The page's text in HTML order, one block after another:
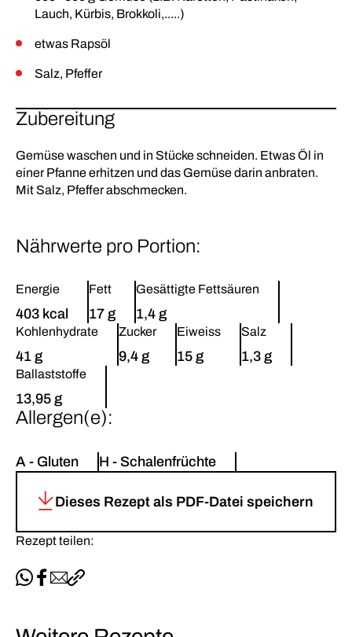
Lauch, Kürbis, Brokkoli,.....)
etwas Rapsöl
Salz, Pfeffer
Zubereitung
Gemüse waschen und in Stücke schneiden. Etwas Öl in
einer Pfanne erhitzen und das Gemüse darin anbraten.
Mit Salz, Pfeffer abschmecken.
Nährwerte pro Portion:
Energie
403 kcal
Fett
17 g
Gesättigte Fettsäuren
1,4 g
Kohlenhydrate
41 g
Zucker
9,4 g
Eiweiss
15 g
Salz
1,3 g
Ballaststoffe
13,95 g
Allergen(e):
A - Gluten H - Schalenfrüchte
Dieses Rezept als PDF-Datei speichern
Rezept teilen:
Per WhatsApp teilen
Auf Facebook teilen
Per E-Mail teilen
Link kopieren